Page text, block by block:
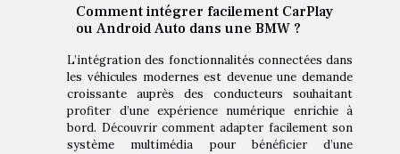
Comment intégrer facilement CarPlay
ou Android Auto dans une BMW ?
L’intégration des fonctionnalités connectées dans
les véhicules modernes est devenue une demande
croissante auprès des conducteurs souhaitant
profiter d’une expérience numérique enrichie à
bord. Découvrir comment adapter facilement son
système multimédia pour bénéficier d’une